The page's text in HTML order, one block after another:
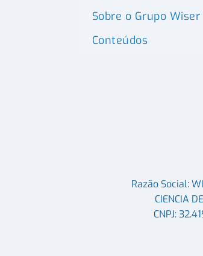
Sobre o Grupo Wiser
Conteúdos
Razão Social:
CIENCIA
CNPJ: